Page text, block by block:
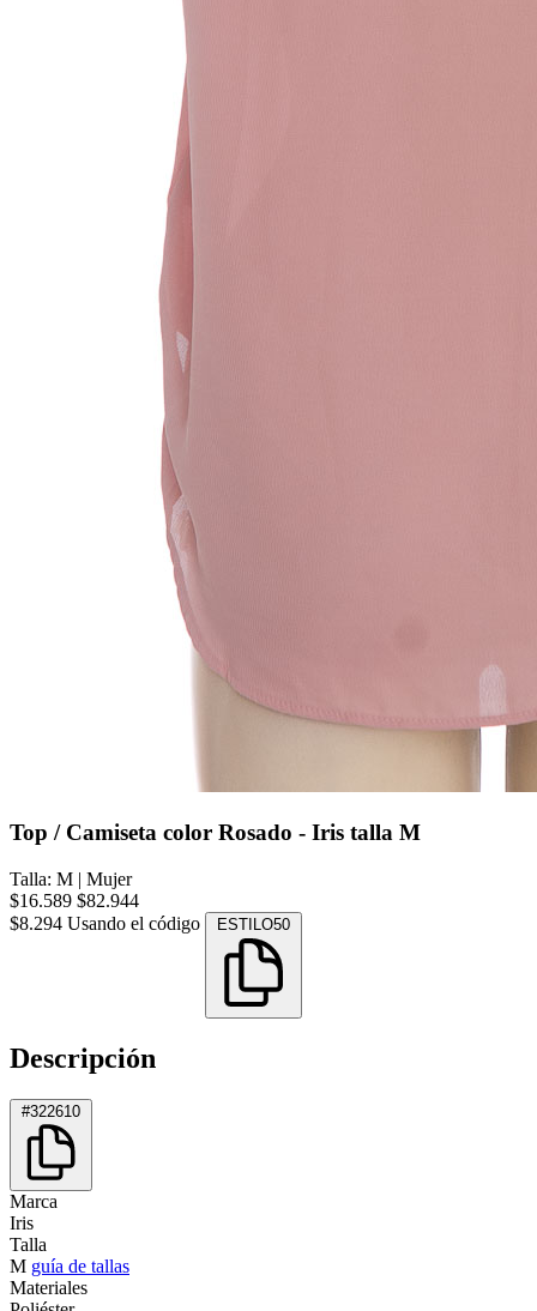
Top / Camiseta color Rosado - Iris talla M
Talla: M | Mujer
$16.589 $82.944
$8.294 Usando el código ESTILO50
Descripción
#322610
Marca
Iris
Talla
M guía de tallas
Materiales